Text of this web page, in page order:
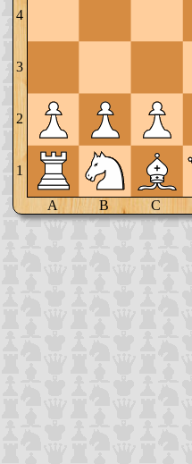
4
3
2
1
A B C